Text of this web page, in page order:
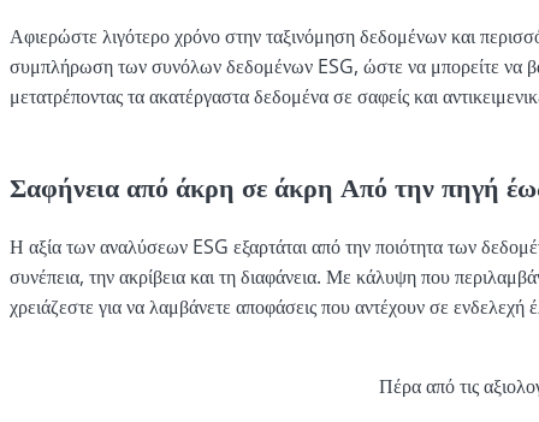
Αφιερώστε λιγότερο χρόνο στην ταξινόμηση δεδομένων και
συμπλήρωση των συνόλων δεδομένων ESG, ώστε να μπορείτε να
μετατρέποντας τα ακατέργαστα δεδομένα σε σαφείς και
Σαφήνεια από άκρη σε άκρη Από την πηγή
Η αξία των αναλύσεων ESG εξαρτάται από την ποιότητα των
συνέπεια, την ακρίβεια και τη διαφάνεια. Με κάλυψη που
χρειάζεστε για να λαμβάνετε αποφάσεις που αντέχουν σε ενδελεχή
Πέρα από τις